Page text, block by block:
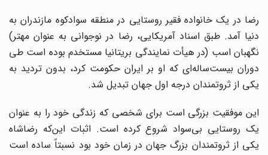
رضا در یک خانواده فقیر روستایی در منطقه سوادکوه مازندران به
دنیا آمد. طبق اسناد آمریکایی، رضا در نوجوانی به عنوان مهتر)
نگهبان اسب (در هیأت نمایندگی بریتانیا مستخدم بوده است طی
دوران بیست‌ساله‌ای که او بر ایران حکومت کرد، بدون تردید به
یکی از ثروتمندان درجه اول جهان تبدیل شد.
این موفقیت بزرگی است برای شخصی که زندگی خود را به عنوان
یک روستایی بی‌سواد شروع کرده است. اثبات این‌که رضاشاه
یکی از ثروتمندان بزرگ جهان در زمان خود بود نسبتاً ساده است